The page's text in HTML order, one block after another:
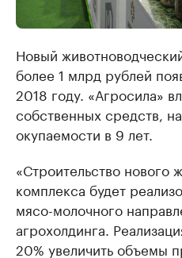
Новый
более 1 млрд рублей
2018 году. «Агросила»
собственных средств,
окупаемости в 9 лет.
«Строительство нового
комплекса будет
мясо-молочного
агрохолдинга.
20% увеличить объемы